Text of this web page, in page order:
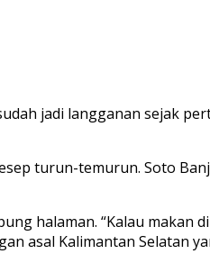
jadi langganan sejak
turun-temurun. Soto
halaman. “Kalau makan
asal Kalimantan Selatan